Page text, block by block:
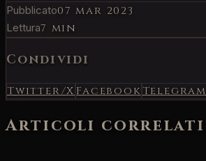
Pubblicato07 mar 2023
Lettura7 min
Condividi
Twitter/X Facebook Telegram
Articoli correlati